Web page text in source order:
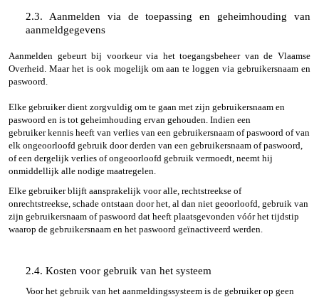
2.3. Aanmelden via de toepassing en geheimhouding van
aanmeldgegevens
Aanmelden gebeurt bij voorkeur via het toegangsbeheer van de Vlaamse
Overheid. Maar het is ook mogelijk om aan te loggen via gebruikersnaam en
paswoord.
Elke gebruiker dient zorgvuldig om te gaan met zijn gebruikersnaam en
paswoord en is tot geheimhouding ervan gehouden. Indien een
gebruiker kennis heeft van verlies van een gebruikersnaam of paswoord of van
elk ongeoorloofd gebruik door derden van een gebruikersnaam of paswoord,
of een dergelijk verlies of ongeoorloofd gebruik vermoedt, neemt hij
onmiddellijk alle nodige maatregelen.
Elke gebruiker blijft aansprakelijk voor alle, rechtstreekse of
onrechtstreekse, schade ontstaan door het, al dan niet geoorloofd, gebruik van
zijn gebruikersnaam of paswoord dat heeft plaatsgevonden vóór het tijdstip
waarop de gebruikersnaam en het paswoord geïnactiveerd werden.
2.4. Kosten voor gebruik van het systeem
Voor het gebruik van het aanmeldingssysteem is de gebruiker op geen